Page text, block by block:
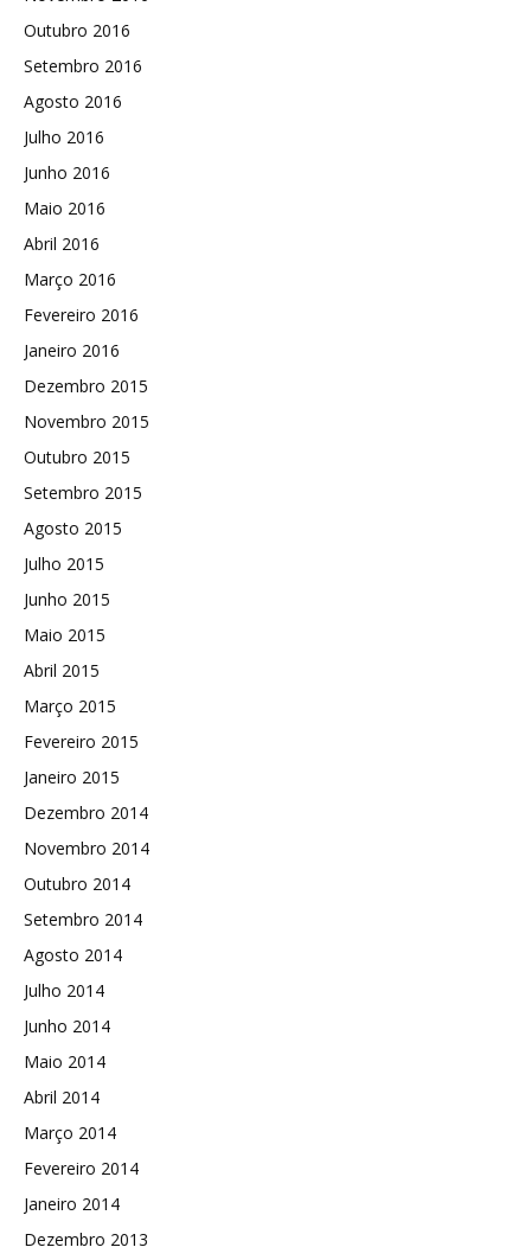
Outubro 2016
Setembro 2016
Agosto 2016
Julho 2016
Junho 2016
Maio 2016
Abril 2016
Março 2016
Fevereiro 2016
Janeiro 2016
Dezembro 2015
Novembro 2015
Outubro 2015
Setembro 2015
Agosto 2015
Julho 2015
Junho 2015
Maio 2015
Abril 2015
Março 2015
Fevereiro 2015
Janeiro 2015
Dezembro 2014
Novembro 2014
Outubro 2014
Setembro 2014
Agosto 2014
Julho 2014
Junho 2014
Maio 2014
Abril 2014
Março 2014
Fevereiro 2014
Janeiro 2014
Dezembro 2013